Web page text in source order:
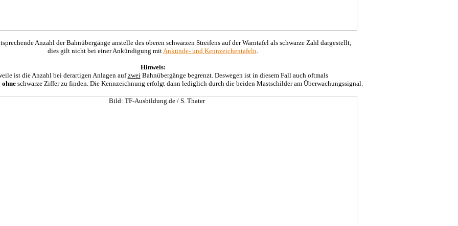
Anzahl der Bahnübergänge anstelle des oberen schwarzen Streifens auf der Warntafel als schwarze Zahl dargestellt;
dies gilt nicht bei einer Ankündigung mitAnkünde- und Kennzeichentafeln.
Hinweis:
ist die Anzahl bei derartigen Anlagen aufzweiBahnübergänge begrenzt. Deswegen ist in diesem Fall auch oftmals
ohne schwarze Ziffer zu finden. Die Kennzeichnung erfolgt dann lediglich durch die beiden Mastschilder am Überwachungssignal.